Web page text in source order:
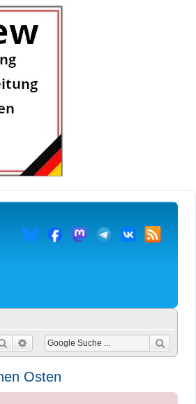
Suche Erweiterte Suche
Osten